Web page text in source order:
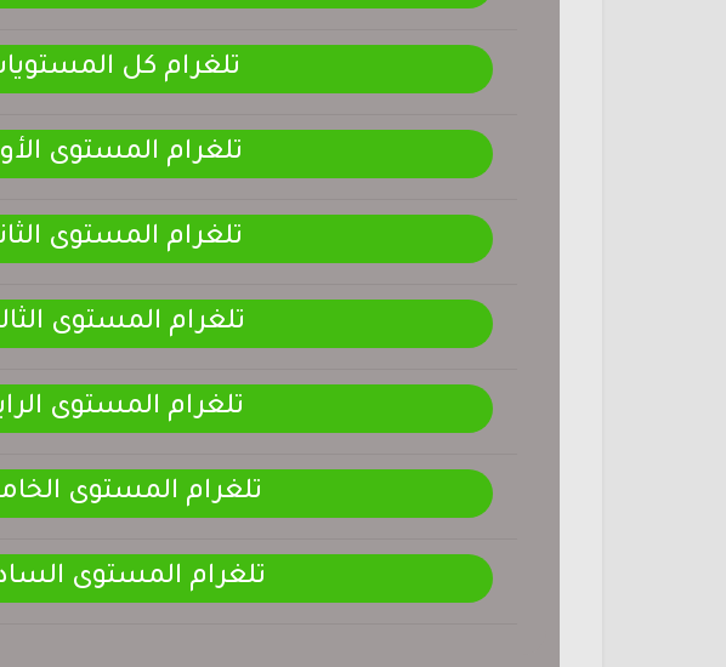
تلغرام كل
تلغرام المستوى
تلغرام المستوى
تلغرام المستوى
تلغرام المستوى
تلغرام المستوى
تلغرام المستوى